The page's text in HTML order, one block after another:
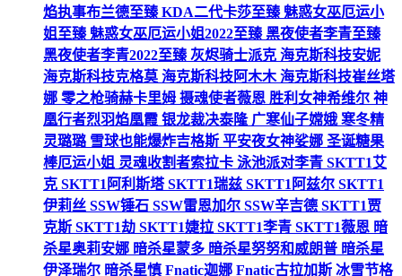
焰执事布兰德至臻 KDA二代卡莎至臻 魅惑女巫厄运小
姐至臻 魅惑女巫厄运小姐2022至臻 黑夜使者李青至臻
黑夜使者李青2022至臻 灰烬骑士派克 海克斯科技安妮
海克斯科技克格莫 海克斯科技阿木木 海克斯科技崔丝塔
娜 零之枪骑赫卡里姆 摄魂使者薇恩 胜利女神希维尔 神
凰行者烈羽焰凰霞 银龙裁决泰隆 广寒仙子嫦娥 寒冬精
灵璐璐 雪球也能爆炸吉格斯 平安夜女神娑娜 圣诞糖果
棒厄运小姐 灵魂收割者索拉卡 泳池派对李青 SKTT1艾
克 SKTT1阿利斯塔 SKTT1瑞兹 SKTT1阿兹尔 SKTT1
伊莉丝 SSW锤石 SSW雷恩加尔 SSW辛吉德 SKTT1贾
克斯 SKTT1劫 SKTT1婕拉 SKTT1李青 SKTT1薇恩 暗
杀星奥莉安娜 暗杀星蒙多 暗杀星努努和威朗普 暗杀星
伊泽瑞尔 暗杀星慎 Fnatic迦娜 Fnatic古拉加斯 冰雪节格